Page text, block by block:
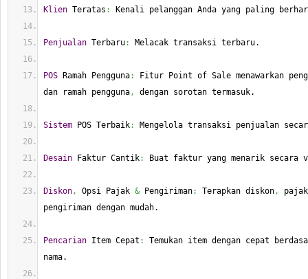
Klien Teratas : Kenali pelanggan Anda yang paling
Penjualan Terbaru: Melacak transaksi terbaru.
POS Ramah Pengguna:
Fitur Point of Sale menawarkan
dan ramah pengguna, dengan sorotan termasuk.
Sistem POS Terbaik: Mengelola transaksi penjualan
Desain Faktur Cantik: Buat faktur yang menarik secara
Diskon, Opsi Pajak & Pengiriman: Terapkan diskon,
pajak
pengiriman dengan mudah.
Pencarian Item Cepat :
Temukan item dengan cepat
nama.